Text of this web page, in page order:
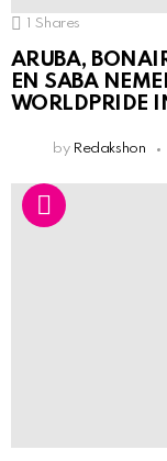
Shares
ARUBA,
EN SABA
WORLDPRIDE
by Redakshon